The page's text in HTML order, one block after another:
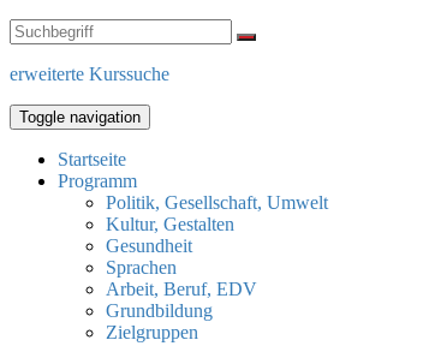
erweiterte Kurssuche
Toggle navigation
Startseite
Programm
Politik, Gesellschaft, Umwelt
Kultur, Gestalten
Gesundheit
Sprachen
Arbeit, Beruf, EDV
Grundbildung
Zielgruppen